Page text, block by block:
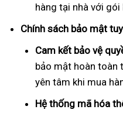
hàng tại nhà với gói
Chính sách bảo mật
Cam kết bảo vệ
bảo mật hoàn toàn
yên tâm khi mua
Hệ thống mã hóa